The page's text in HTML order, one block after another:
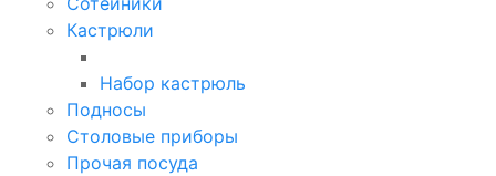
Кастрюли
Набор кастрюль
Подносы
Столовые приборы
Прочая посуда